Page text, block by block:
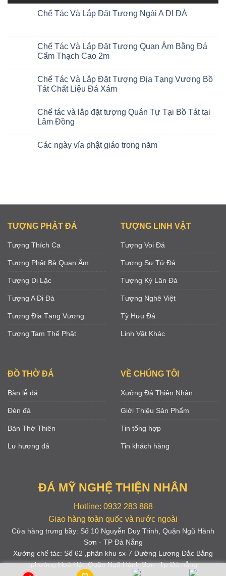
Chế Tác Và Lắp Đặt Tượng Ngài A DI ĐÀ
Chế Tác Và Lắp Đặt Tượng Quan Âm Bằng Đá
Cẩm Thạch Cao 2m
Chế Tác Và Lắp Đặt Tượng Địa Tạng Vương Bồ
Tát Chất Liệu Đá Xám
Chế tác và lắp đặt tượng Quán Tự Tại Bồ Tát tại
Lâm Đồng
Các ngày vía phật giáo trong năm
TƯỢNG PHẬT ĐÁ
Tượng Thích Ca
Tượng Phật Bà Quan Âm
Tượng Di Lặc
Tượng A Di Đà
Tượng Địa Tạng Vương
Tượng Tam Thế Phật
TƯỢNG LINH VẬT
Tượng Voi Đá
Tượng Sư Tử Đá
Tượng Kỳ Lân Đá
Tượng Nghê Việt
Tỳ Hưu Đá
Linh Vật Khác
ĐỒ THỜ ĐÁ
Bàn lễ đá
Đèn đá
Bàn Thờ Thiên
Lư hương đá
VỀ CHÚNG TÔI
Xưởng Đá Thiện Nhân
Giới Thiệu Sản Phẩm
Tin tổng hợp
Tin khách hàng
ĐÁ MỸ NGHỆ THIỆN NHÂN
Hotline: 0932 283 888
Giao hàng toàn quốc và nước ngoài
Cửa hàng trưng bầy: Số 10 Nguyễn Duy Trinh, Quận Ngũ Hành
Sơn - TP Đà Nẵng
Xưởng chế tác: Số 62 ,phân khu sx-7 Đường Lương Đắc Bằng
,phường Hoà Hải ,Quận Ngũ Hành Sơn -Tp Đà nẵng